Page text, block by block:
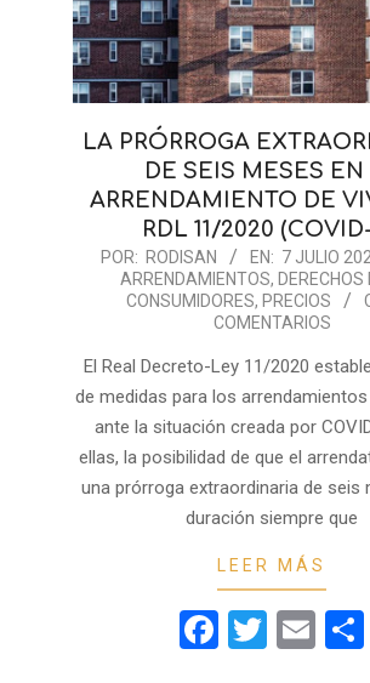
LA PRÓRROGA
DE SEIS MESES EN
ARRENDAMIENTO DE
RDL 11/2020
2020-POR: RODISAN EN: 7 JULIO
ARRENDAMIENTOS, DERECHOS
CONSUMIDORES, PRECIOS
COMENTARIOS
El Real Decreto-Ley 11/2020
de medidas para los
ante la situación creada por
ellas, la posibilidad de que el
una prórroga extraordinaria de seis
duración siempre que
LEER MÁS
Facebook
Twitter